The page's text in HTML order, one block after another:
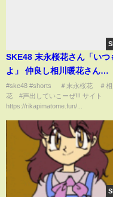
SKE48 末永桜花さん「いつもだ
よ」 仲良し相川暖花さん
#shorts
#ske48 #shorts ＃末永桜花 ＃相
花 #声出していこーぜ!!! サイト
https://rikapimatome.fun/...